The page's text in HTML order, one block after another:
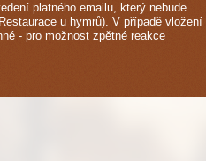
platného emailu, který nebude
u hymrů). V případě vložení
- pro možnost zpětné reakce